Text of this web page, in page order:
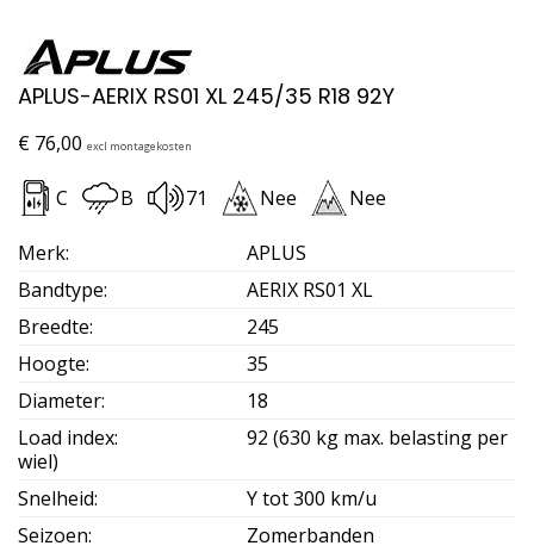
APLUS-AERIX RS01 XL 245/35 R18 92Y
€ 76,00 excl montagekosten
C B 71 Nee Nee
Merk:
APLUS
Bandtype:
AERIX RS01 XL
Breedte:
245
Hoogte:
35
Diameter:
18
Load index:
92 (630 kg max. belasting per
wiel)
Snelheid:
Y tot 300 km/u
Seizoen:
Zomerbanden